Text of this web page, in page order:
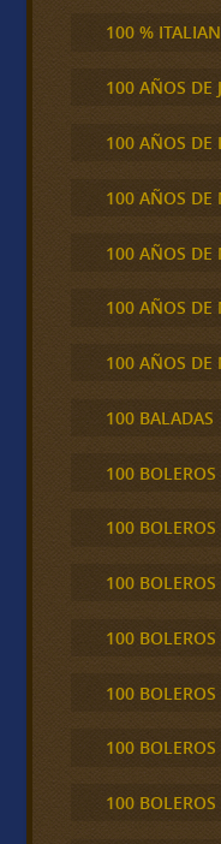
100 %
100 AÑOS DE
100 AÑOS DE
100 AÑOS DE
100 AÑOS DE
100 AÑOS DE
100 AÑOS DE
100 BALADAS
100 BOLEROS
100 BOLEROS
100 BOLEROS
100
100
100
100